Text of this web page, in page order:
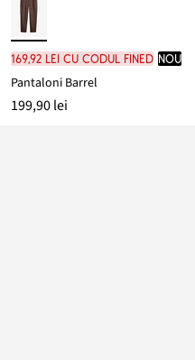
169,92 lei cu codul FINED nou
Pantaloni Barrel
199,90 lei